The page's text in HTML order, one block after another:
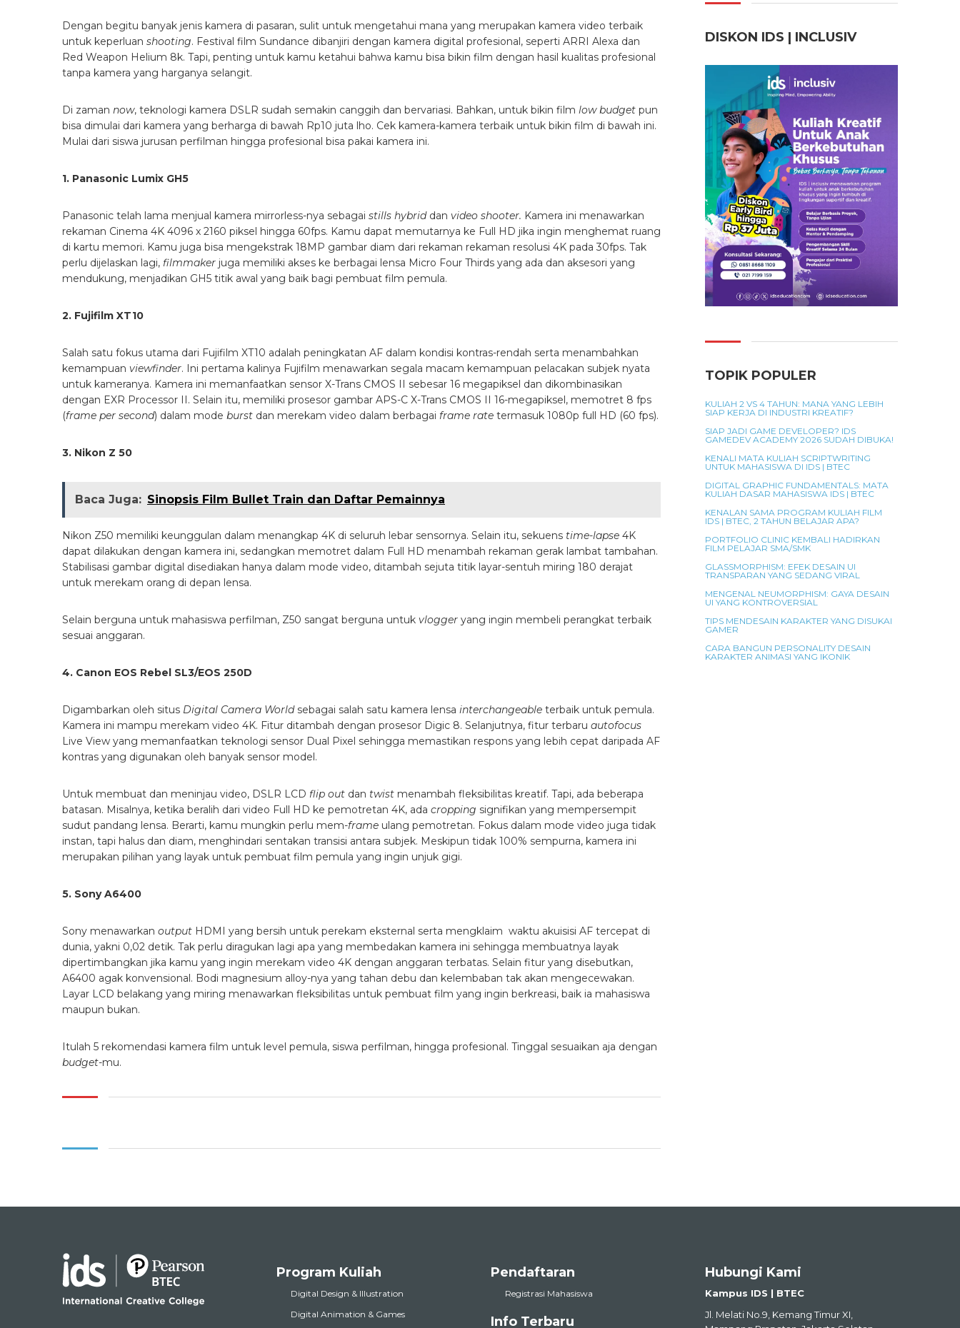
Dengan begitu banyak jenis kamera di pasaran, sulit untuk mengetahui mana yang merupakan kamera video terbaik
untuk keperluan shooting. Festival film Sundance dibanjiri dengan kamera digital profesional, seperti ARRI Alexa dan
Red Weapon Helium 8k. Tapi, penting untuk kamu ketahui bahwa kamu bisa bikin film dengan hasil kualitas profesional
tanpa kamera yang harganya selangit.
Di zaman now, teknologi kamera DSLR sudah semakin canggih dan bervariasi. Bahkan, untuk bikin film low budget pun
bisa dimulai dari kamera yang berharga di bawah Rp10 juta lho. Cek kamera-kamera terbaik untuk bikin film di bawah ini.
Mulai dari siswa jurusan perfilman hingga profesional bisa pakai kamera ini.
1. Panasonic Lumix GH5
Panasonic telah lama menjual kamera mirrorless-nya sebagai stills hybriddan video shooter. Kamera ini menawarkan
rekaman Cinema 4K 4096 x 2160 piksel hingga 60fps. Kamu dapat memutarnya ke Full HD jika ingin menghemat ruang
di kartu memori. Kamu juga bisa mengekstrak 18MP gambar diam dari rekaman rekaman resolusi 4K pada 30fps. Tak
perlu dijelaskan lagi, filmmaker juga memiliki akses ke berbagai lensa Micro Four Thirds yang ada dan aksesori yang
mendukung, menjadikan GH5 titik awal yang baik bagi pembuat film pemula.
2. Fujifilm XT10
Salah satu fokus utama dari Fujifilm XT10 adalah peningkatan AF dalam kondisi kontras-rendah serta menambahkan
kemampuan viewfinder. Ini pertama kalinya Fujifilm menawarkan segala macam kemampuan pelacakan subjek nyata
untuk kameranya. Kamera ini memanfaatkan sensor X-Trans CMOS II sebesar 16 megapiksel dan dikombinasikan
dengan EXR Processor II. Selain itu, memiliki prosesor gambar APS-C X-Trans CMOS II 16-megapiksel, memotret 8 fps
(frame per second) dalam mode burst dan merekam video dalam berbagai frame rate termasuk 1080p full HD (60 fps).
3. Nikon Z 50
Baca Juga: Sinopsis Film Bullet Train dan Daftar Pemainnya
Nikon Z50 memiliki keunggulan dalam menangkap 4K di seluruh lebar sensornya. Selain itu, sekuens time-lapse 4K
dapat dilakukan dengan kamera ini, sedangkan memotret dalam Full HD menambah rekaman gerak lambat tambahan.
Stabilisasi gambar digital disediakan hanya dalam mode video, ditambah sejuta titik layar-sentuh miring 180 derajat
untuk merekam orang di depan lensa.
Selain berguna untuk mahasiswa perfilman, Z50 sangat berguna untuk vlogger yang ingin membeli perangkat terbaik
sesuai anggaran.
4. Canon EOS Rebel SL3/EOS 250D
Digambarkan oleh situs Digital Camera Worldsebagai salah satu kamera lensa interchangeable terbaik untuk pemula.
Kamera ini mampu merekam video 4K. Fitur ditambah dengan prosesor Digic 8. Selanjutnya, fitur terbaru autofocus
Live View yang memanfaatkan teknologi sensor Dual Pixel sehingga memastikan respons yang lebih cepat daripada AF
kontras yang digunakan oleh banyak sensor model.
Untuk membuat dan meninjau video, DSLR LCD flip out dan twist menambah fleksibilitas kreatif. Tapi, ada beberapa
batasan. Misalnya, ketika beralih dari video Full HD ke pemotretan 4K, ada cropping signifikan yang mempersempit
sudut pandang lensa. Berarti, kamu mungkin perlu mem-frame ulang pemotretan. Fokus dalam mode video juga tidak
instan, tapi halus dan diam, menghindari sentakan transisi antara subjek. Meskipun tidak 100% sempurna, kamera ini
merupakan pilihan yang layak untuk pembuat film pemula yang ingin unjuk gigi.
5. Sony A6400
Sony menawarkan output HDMI yang bersih untuk perekam eksternal serta mengklaim waktu akuisisi AF tercepat di
dunia, yakni 0,02 detik. Tak perlu diragukan lagi apa yang membedakan kamera ini sehingga membuatnya layak
dipertimbangkan jika kamu yang ingin merekam video 4K dengan anggaran terbatas. Selain fitur yang disebutkan,
A6400 agak konvensional. Bodi magnesium alloy-nya yang tahan debu dan kelembaban tak akan mengecewakan.
Layar LCD belakang yang miring menawarkan fleksibilitas untuk pembuat film yang ingin berkreasi, baik ia mahasiswa
maupun bukan.
Itulah 5 rekomendasi kamera film untuk level pemula, siswa perfilman, hingga profesional. Tinggal sesuaikan aja dengan
budget-mu.
DISKON IDS | INCLUSIV
TOPIK POPULER
KULIAH 2 VS 4 TAHUN: MANA YANG LEBIH
SIAP KERJA DI INDUSTRI KREATIF?
SIAP JADI GAME DEVELOPER? IDS
GAMEDEV ACADEMY 2026 SUDAH DIBUKA!
KENALI MATA KULIAH SCRIPTWRITING
UNTUK MAHASISWA DI IDS | BTEC
DIGITAL GRAPHIC FUNDAMENTALS: MATA
KULIAH DASAR MAHASISWA IDS | BTEC
KENALAN SAMA PROGRAM KULIAH FILM
IDS | BTEC, 2 TAHUN BELAJAR APA?
PORTFOLIO CLINIC KEMBALI HADIRKAN
FILM PELAJAR SMA/SMK
GLASSMORPHISM: EFEK DESAIN UI
TRANSPARAN YANG SEDANG VIRAL
MENGENAL NEUMORPHISM: GAYA DESAIN
UI YANG KONTROVERSIAL
TIPS MENDESAIN KARAKTER YANG DISUKAI
GAMER
CARA BANGUN PERSONALITY DESAIN
KARAKTER ANIMASI YANG IKONIK
Program Kuliah
Digital Design & Illustration
Digital Animation & Games
Pendaftaran
Registrasi Mahasiswa
Info Terbaru
Hubungi Kami
Kampus IDS | BTEC
Jl. Melati No.9, Kemang Timur XI,